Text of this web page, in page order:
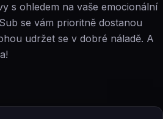
s ohledem na vaše emocionální
se vám prioritně dostanou
udržet se v dobré náladě. A